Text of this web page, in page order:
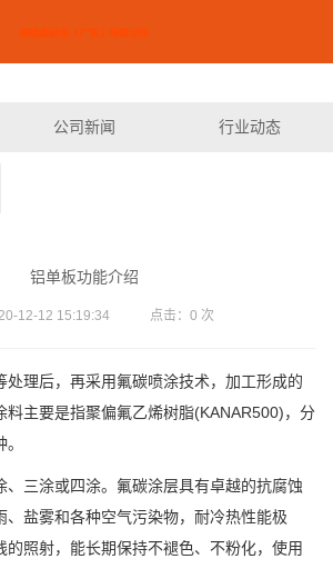
公司新闻 行业动态
铝单板功能介绍
12-12 15:19:34 点击： 0 次
处理后，再采用氟碳喷涂技术，加工形成的
料主要是指聚偏氟乙烯树脂(KANAR500)，分
、三涂或四涂。氟碳涂层具有卓越的抗腐蚀
、盐雾和各种空气污染物，耐冷热性能极
的照射，能长期保持不褪色、不粉化，使用